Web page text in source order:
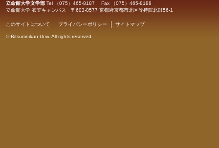
立命館大学文学部 Tel （075）465-8187 Fax （075）465-8188
立命館大学 衣笠キャンパス 〒603-8577 京都府京都市北区等持院北町56-1
このサイトについて プライバシーポリシー サイトマップ
©Ritsumeikan Univ. All rights reserved.